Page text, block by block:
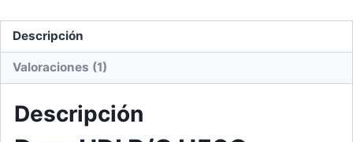
Descripción
Valoraciones (1)
Descripción